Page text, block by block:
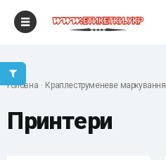
Головна Краплеструменеве маркування
Принтери